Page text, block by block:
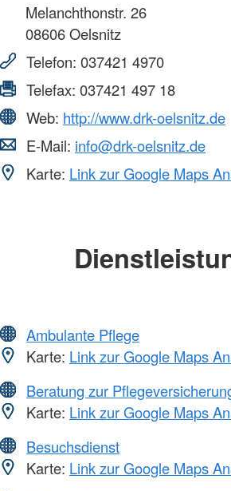
Melanchthonstr. 26
08606Oelsnitz
Telefon: 037421 4970
Telefax: 037421 497 18
Web: http://www.drk-oelsnitz.de
E-Mail: info@drk-oelsnitz.de
Karte: Link zur Google Maps
Ambulante Pflege
Karte: Link zur Google Maps
Beratung zur
Karte: Link zur Google Maps
Besuchsdienst
Karte: Link zur Google Maps